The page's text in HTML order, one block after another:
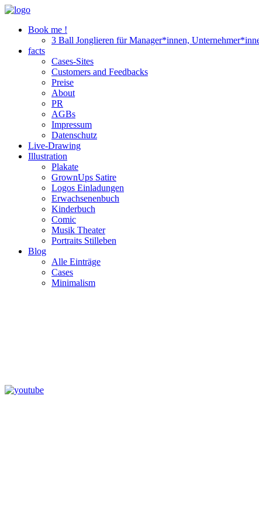
Book me !
3 Ball Jonglieren für Manager*innen,
facts
Cases-Sites
Customers and Feedbacks
Preise
About
PR
AGBs
Impressum
Datenschutz
Live-Drawing
Illustration
Plakate
GrownUps Satire
Logos Einladungen
Erwachsenenbuch
Kinderbuch
Comic
Musik Theater
Portraits Stilleben
Blog
Alle Einträge
Cases
Minimalism